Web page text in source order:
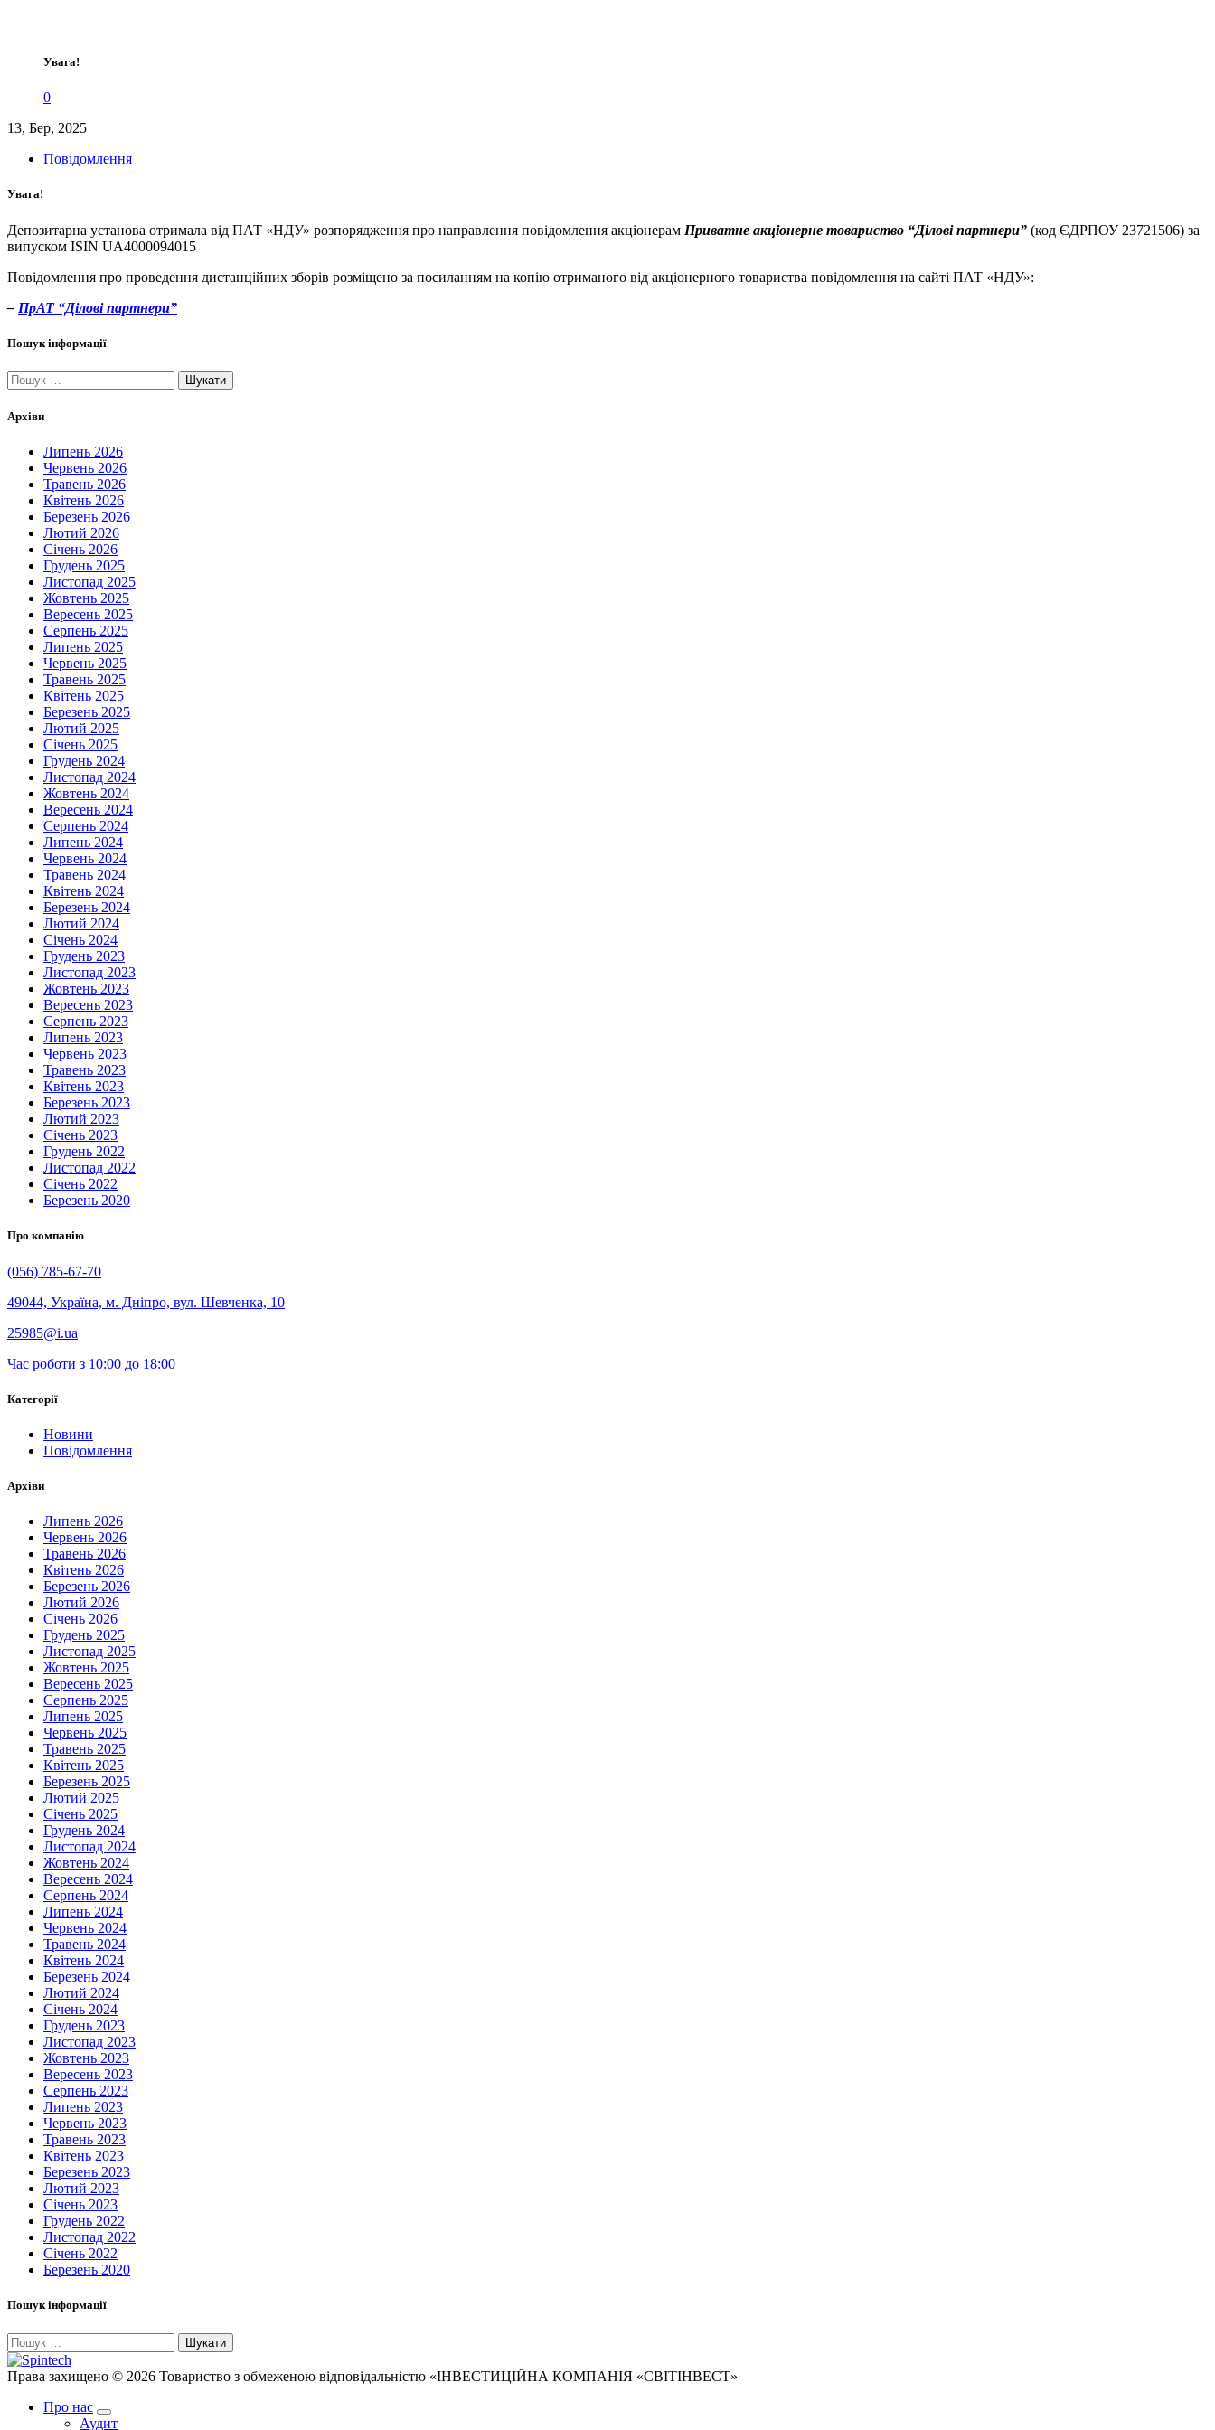
Увага!
0
13, Бер, 2025
Повідомлення
Увага!
Депозитарна установа отримала від ПАТ «НДУ» розпорядження про направлення повідомлення акціонерам Приватне акціонерне товариство “Ділові партнери” (код ЄДРПОУ 23721506) за
випуском ISIN UA4000094015
Повідомлення про проведення дистанційних зборів розміщено за посиланням на копію отриманого від акціонерного товариства повідомлення на сайті ПАТ «НДУ»:
– ПрАТ “Ділові партнери”
Пошук інформації
Пошук:
Архіви
Липень 2026
Червень 2026
Травень 2026
Квітень 2026
Березень 2026
Лютий 2026
Січень 2026
Грудень 2025
Листопад 2025
Жовтень 2025
Вересень 2025
Серпень 2025
Липень 2025
Червень 2025
Травень 2025
Квітень 2025
Березень 2025
Лютий 2025
Січень 2025
Грудень 2024
Листопад 2024
Жовтень 2024
Вересень 2024
Серпень 2024
Липень 2024
Червень 2024
Травень 2024
Квітень 2024
Березень 2024
Лютий 2024
Січень 2024
Грудень 2023
Листопад 2023
Жовтень 2023
Вересень 2023
Серпень 2023
Липень 2023
Червень 2023
Травень 2023
Квітень 2023
Березень 2023
Лютий 2023
Січень 2023
Грудень 2022
Листопад 2022
Січень 2022
Березень 2020
Про компанію
(056) 785-67-70
49044, Україна, м. Дніпро, вул. Шевченка, 10
25985@i.ua
Час роботи з 10:00 до 18:00
Категорії
Новини
Повідомлення
Архіви
Липень 2026
Червень 2026
Травень 2026
Квітень 2026
Березень 2026
Лютий 2026
Січень 2026
Грудень 2025
Листопад 2025
Жовтень 2025
Вересень 2025
Серпень 2025
Липень 2025
Червень 2025
Травень 2025
Квітень 2025
Березень 2025
Лютий 2025
Січень 2025
Грудень 2024
Листопад 2024
Жовтень 2024
Вересень 2024
Серпень 2024
Липень 2024
Червень 2024
Травень 2024
Квітень 2024
Березень 2024
Лютий 2024
Січень 2024
Грудень 2023
Листопад 2023
Жовтень 2023
Вересень 2023
Серпень 2023
Липень 2023
Червень 2023
Травень 2023
Квітень 2023
Березень 2023
Лютий 2023
Січень 2023
Грудень 2022
Листопад 2022
Січень 2022
Березень 2020
Пошук інформації
Пошук:
Права захищено © 2026 Товариство з обмеженою відповідальністю «ІНВЕСТИЦІЙНА КОМПАНІЯ «СВІТІНВЕСТ»
Про нас
Аудит